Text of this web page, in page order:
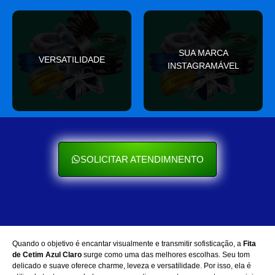
VERSATILIDADE
Se encaixa em qualquer
ocasião e sempre agrega
valor
SUA MARCA
INSTAGRAMÁVEL
Seu cliente ama mostrar
nas redes sociais
SOLICITAR ATENDIMNENTO
Quando o objetivo é encantar visualmente e transmitir sofisticação, a Fita
de Cetim Azul Claro surge como uma das melhores escolhas. Seu tom
delicado e suave oferece charme, leveza e versatilidade. Por isso, ela é